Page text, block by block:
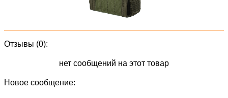
Отзывы (0):
нет сообщений на этот товар
Новое сообщение: